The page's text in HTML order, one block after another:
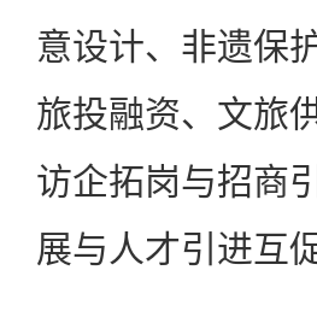
意设计、非遗保
旅投融资、文旅
访企拓岗与招商
展与人才引进互